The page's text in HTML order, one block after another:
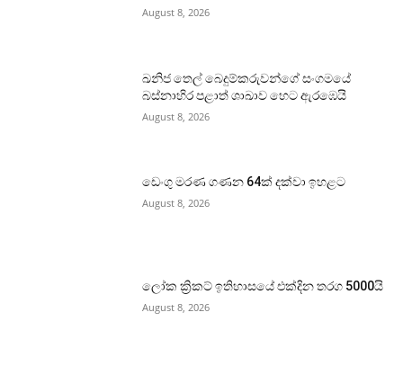
August 8, 2026
ඛනිජ තෙල් බෙදුම්කරුවන්ගේ සංගමයේ
බස්නාහිර පළාත් ශාඛාව හෙට ඇරඹෙයි
August 8, 2026
ඩෙංගු මරණ ගණන 64ක් දක්වා ඉහළට
August 8, 2026
ලෝක ක්‍රිකට් ඉතිහාසයේ එක්දින තරග 5000යි
August 8, 2026